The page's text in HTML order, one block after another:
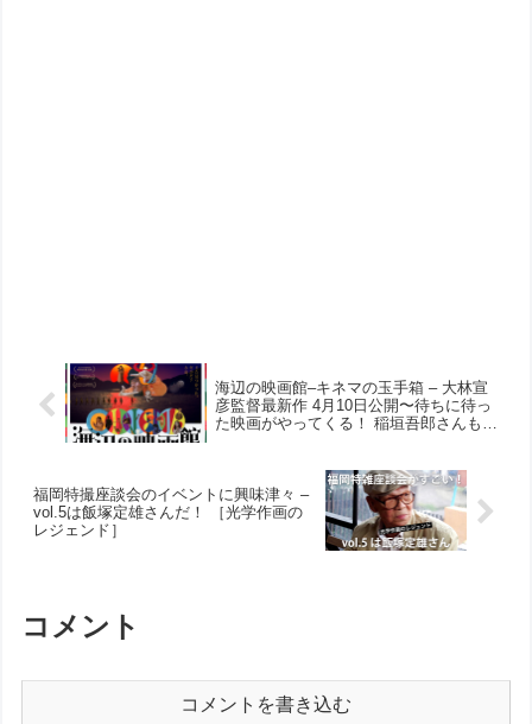
海辺の映画館–キネマの玉手箱 – 大林宣
彦監督最新作 4月10日公開〜待ちに待っ
た映画がやってくる！ 稲垣吾郎さんも出
福岡特撮座談会のイベントに興味津々 –
vol.5は飯塚定雄さんだ！ ［光学作画の
レジェンド］
コメント
コメントを書き込む